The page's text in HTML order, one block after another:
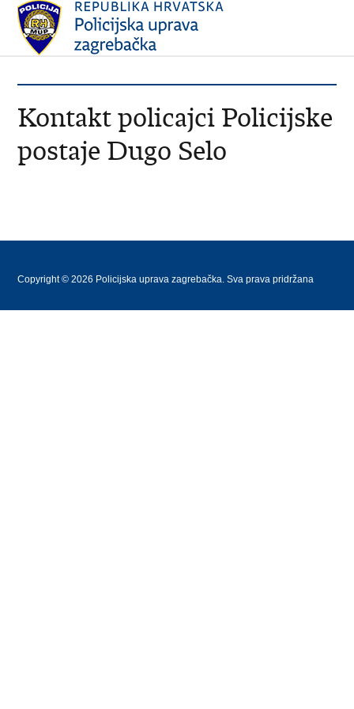
Kontakt policajci Policijske
postaje Dugo Selo
Copyright © 2026 Policijska uprava zagrebačka. Sva prava pridržana